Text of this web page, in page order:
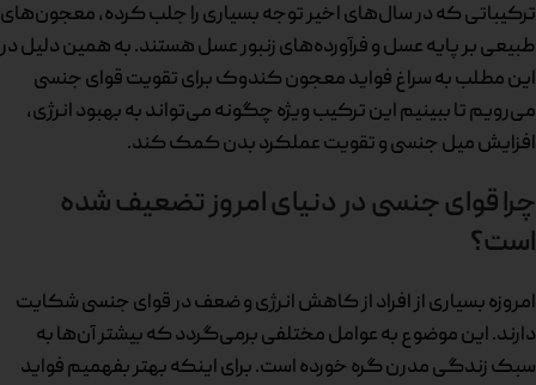
ترکیباتی که در سال‌های اخیر توجه بسیاری را جلب کرده، معجون‌های
طبیعی بر پایه عسل و فرآورده‌های زنبور عسل هستند. به همین دلیل در
این مطلب به سراغ فواید معجون کندوک برای تقویت قوای جنسی
می‌رویم تا ببینیم این ترکیب ویژه چگونه می‌تواند به بهبود انرژی،
افزایش میل جنسی و تقویت عملکرد بدن کمک کند.
چرا قوای جنسی در دنیای امروز تضعیف شده
است؟
امروزه بسیاری از افراد از کاهش انرژی و ضعف در قوای جنسی شکایت
دارند. این موضوع به عوامل مختلفی برمی‌گردد که بیشتر آن‌ها به
سبک زندگی مدرن گره خورده است. برای اینکه بهتر بفهمیم فواید